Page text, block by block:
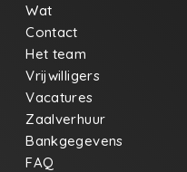
Wat
Contact
Het team
Vrijwilligers
Vacatures
Zaalverhuur
Bankgegevens
FAQ